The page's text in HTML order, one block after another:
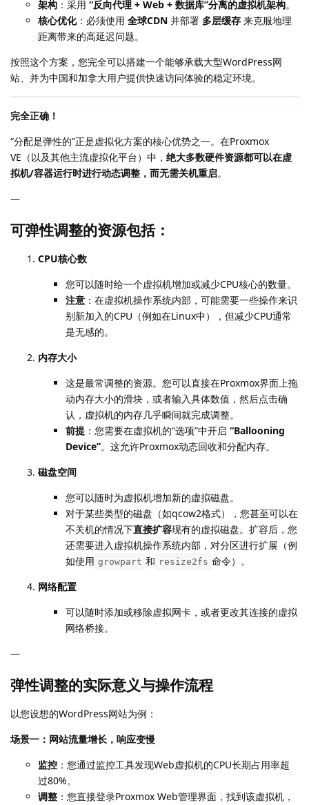
架构 ：采用 “反向代理 + Web + 数据库”分离的虚拟机架构。
核心优化：必须使用 全球CDN 并部署 多层缓存 来克服地理
距离带来的高延迟问题。
按照这个方案，您完全可以搭建一个能够承载大型WordPress网
站、并为中国和加拿大用户提供快速访问体验的稳定环境。
完全正确！
“分配是弹性的”正是虚拟化方案的核心优势之一。在Proxmox
VE（以及其他主流虚拟化平台）中， 绝大多数硬件资源都可以在虚
拟机/容器运行时进行动态调整，而无需关机重启。
—
可弹性调整的资源包括：
CPU核心数
您可以随时给一个虚拟机增加或减少CPU核心的数量。
注意 ：在虚拟机操作系统内部，可能需要一些操作来识
别新加入的CPU（例如在Linux中），但减少CPU通常
是无感的。
内存大小
这是最常调整的资源。您可以直接在Proxmox界面上拖
动内存大小的滑块，或者输入具体数值，然后点击确
认，虚拟机的内存几乎瞬间就完成调整。
前提 ：您需要在虚拟机的“选项”中开启 “Ballooning
Device”。这允许Proxmox动态回收和分配内存。
磁盘空间
您可以随时为虚拟机增加新的虚拟磁盘。
对于某些类型的磁盘（如qcow2格式），您甚至可以在
不关机的情况下直接扩容现有的虚拟磁盘。扩容后，您
还需要进入虚拟机操作系统内部，对分区进行扩展（例
如使用 growpart 和 resize2fs 命令）。
网络配置
可以随时添加或移除虚拟网卡，或者更改其连接的虚拟
网络桥接。
—
弹性调整的实际意义与操作流程
以您设想的WordPress网站为例：
场景一：网站流量增长，响应变慢
监控 ：您通过监控工具发现Web虚拟机的CPU长期占用率超
过80%。
调整 ：您直接登录Proxmox Web管理界面，找到该虚拟机，